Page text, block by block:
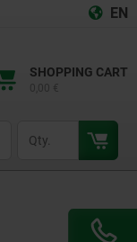
EN
SHOPPING CART